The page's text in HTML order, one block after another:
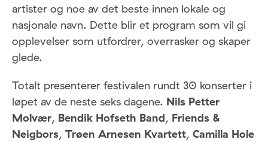
artister og noe av det beste innen lokale og
nasjonale navn. Dette blir et program som vil gi
opplevelser som utfordrer, overrasker og skaper
glede.
Totalt presenterer festivalen rundt 30 konserter i
løpet av de neste seks dagene. Nils Petter
Molvær, Bendik Hofseth Band, Friends &
Neigbors, Trøen Arnesen Kvartett, Camilla Hole